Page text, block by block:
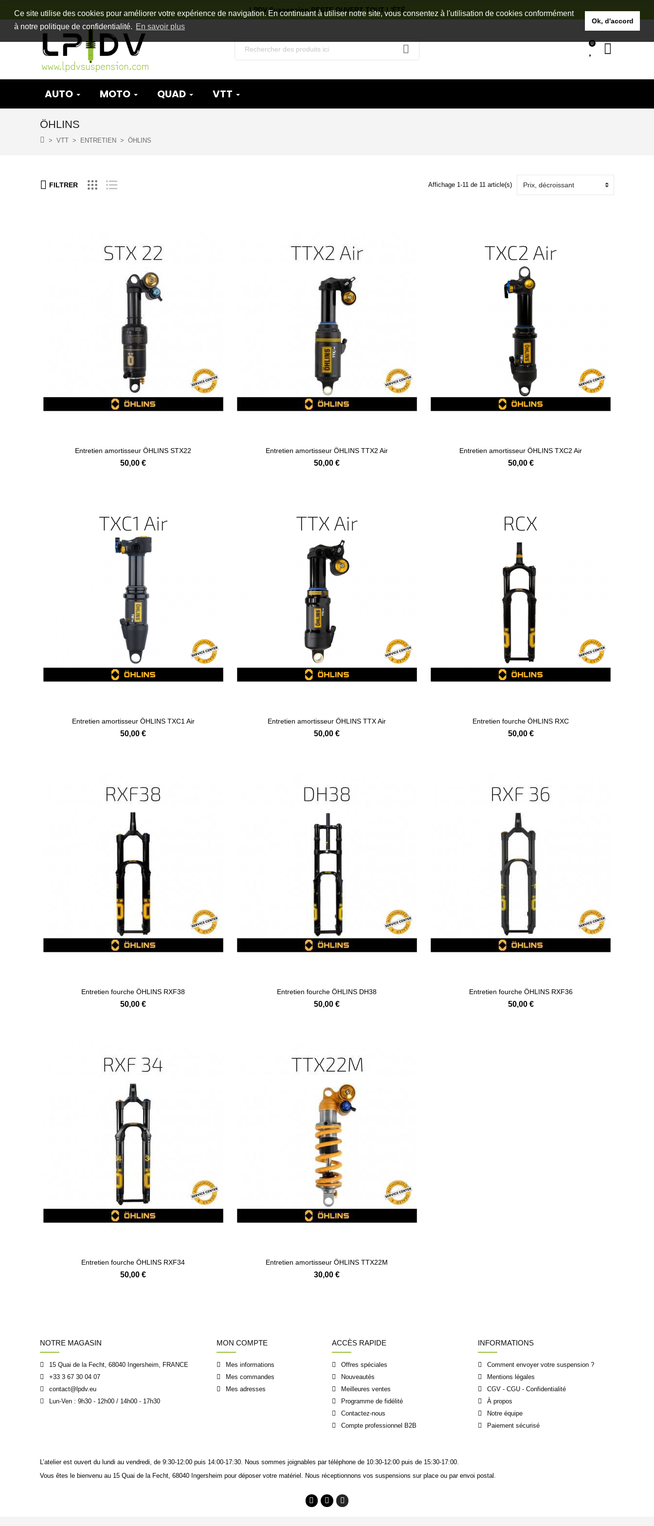
Ce site utilise des cookies pour améliorer votre expérience de navigation. En continuant à utiliser notre site, vous consentez à l'utilisation de cookies conformément
à notre politique de confidentialité. En savoir plus
Ok, d'accord
LPDV Suspension RESTE OUVERT TOUT L'ÉTÉ
0
AUTO MOTO QUAD VTT
ÖHLINS
VTT ENTRETIEN ÖHLINS
FILTRER Affichage 1-11 de 11 article(s)
Entretien amortisseur ÖHLINS STX22
50,00 €
Entretien amortisseur ÖHLINS TTX2 Air
50,00 €
Entretien amortisseur ÖHLINS TXC2 Air
50,00 €
Entretien amortisseur ÖHLINS TXC1 Air
50,00 €
Entretien amortisseur ÖHLINS TTX Air
50,00 €
Entretien fourche ÖHLINS RXC
50,00 €
Entretien fourche ÖHLINS RXF38
50,00 €
Entretien fourche ÖHLINS DH38
50,00 €
Entretien fourche ÖHLINS RXF36
50,00 €
Entretien fourche ÖHLINS RXF34
50,00 €
Entretien amortisseur ÖHLINS TTX22M
30,00 €
NOTRE MAGASIN
15 Quai de la Fecht, 68040 Ingersheim, FRANCE
+33 3 67 30 04 07
contact@lpdv.eu
Lun-Ven : 9h30 - 12h00 / 14h00 - 17h30
MON COMPTE
Mes informations
Mes commandes
Mes adresses
ACCÈS RAPIDE
Offres spéciales
Nouveautés
Meilleures ventes
Programme de fidélité
Contactez-nous
Compte professionnel B2B
INFORMATIONS
Comment envoyer votre suspension ?
Mentions légales
CGV - CGU - Confidentialité
À propos
Notre équipe
Paiement sécurisé
L’atelier est ouvert du lundi au vendredi, de 9:30-12:00 puis 14:00-17:30. Nous sommes joignables par téléphone de 10:30-12:00 puis de 15:30-17:00.
Vous êtes le bienvenu au 15 Quai de la Fecht, 68040 Ingersheim pour déposer votre matériel. Nous réceptionnons vos suspensions sur place ou par envoi postal.